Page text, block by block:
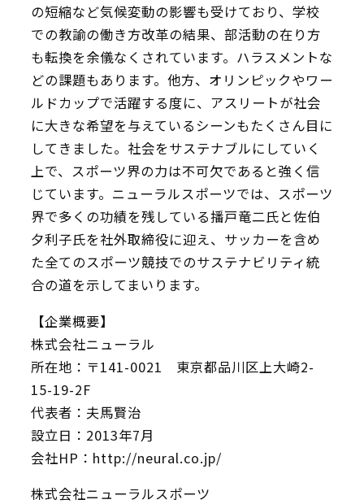
の短縮など気候変動の影響も受けており、学校
での教諭の働き方改革の結果、部活動の在り方
も転換を余儀なくされています。ハラスメントな
どの課題もあります。他方、オリンピックやワー
ルドカップで活躍する度に、アスリートが社会
に大きな希望を与えているシーンもたくさん目に
してきました。社会をサステナブルにしていく
上で、スポーツ界の力は不可欠であると強く信
じています。ニューラルスポーツでは、スポーツ
界で多くの功績を残している播戸竜二氏と佐伯
夕利子氏を社外取締役に迎え、サッカーを含め
た全てのスポーツ競技でのサステナビリティ統
合の道を示してまいります。
【企業概要】
株式会社ニューラル
所在地：〒141-0021 東京都品川区上大崎2-
15-19-2F
代表者：夫馬賢治
設立日：2013年7月
会社HP：http://neural.co.jp/
株式会社ニューラルスポーツ